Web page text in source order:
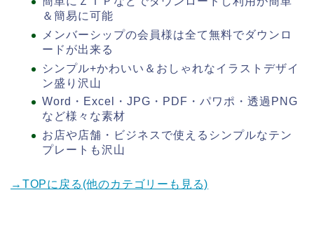
＆簡易に可能
メンバーシップの会員様は全て無料でダウンロ
ードが出来る
シンプル+かわいい＆おしゃれなイラストデザイ
ン盛り沢山
Word・Excel・JPG・PDF・パワポ・透過PNG
など様々な素材
お店や店舗・ビジネスで使えるシンプルなテン
プレートも沢山
→TOPに戻る(他のカテゴリーも見る)